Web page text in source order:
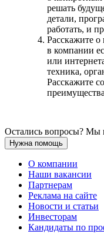
решать
детали,
работать, и
Расскажите
в компании
или
техника,
Расскажите
Остались вопросы? Мы
Нужна помощь
О компании
Наши вакансии
Партнерам
Реклама на сайте
Новости и статьи
Инвесторам
Кандидаты по